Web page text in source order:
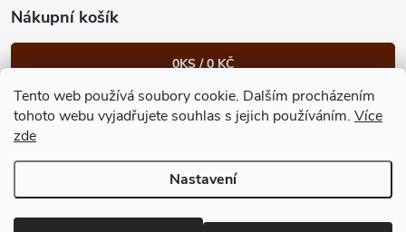
Tento web používá soubory cookie. Dalším procházením
tohoto webu vyjadřujete souhlas s jejich používáním. Více
zde
Nastavení
Nákupní košík
0KS /0 KČ
Heureka.cz Facebook Instagram Bonvolo - přidej se taky
GastroKlub.cz. Všechna práva vyhrazena.
nastavení cookies